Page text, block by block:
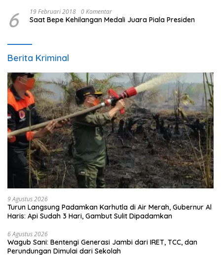
6 19 Februari 2018 0 Komentar
Saat Bepe Kehilangan Medali Juara Piala Presiden
Berita Kriminal
9 Agustus 2026
Turun Langsung Padamkan Karhutla di Air Merah, Gubernur Al
Haris: Api Sudah 3 Hari, Gambut Sulit Dipadamkan
6 Agustus 2026
Wagub Sani: Bentengi Generasi Jambi dari IRET, TCC, dan
Perundungan Dimulai dari Sekolah